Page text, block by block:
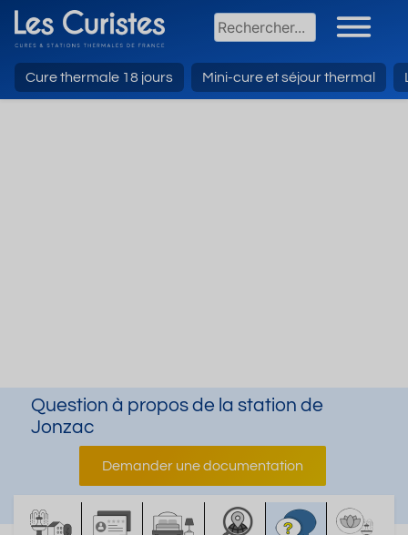
Cure thermale 18 jours Mini-cure et séjour thermal
Question à propos de la station de
Jonzac
Demander une documentation